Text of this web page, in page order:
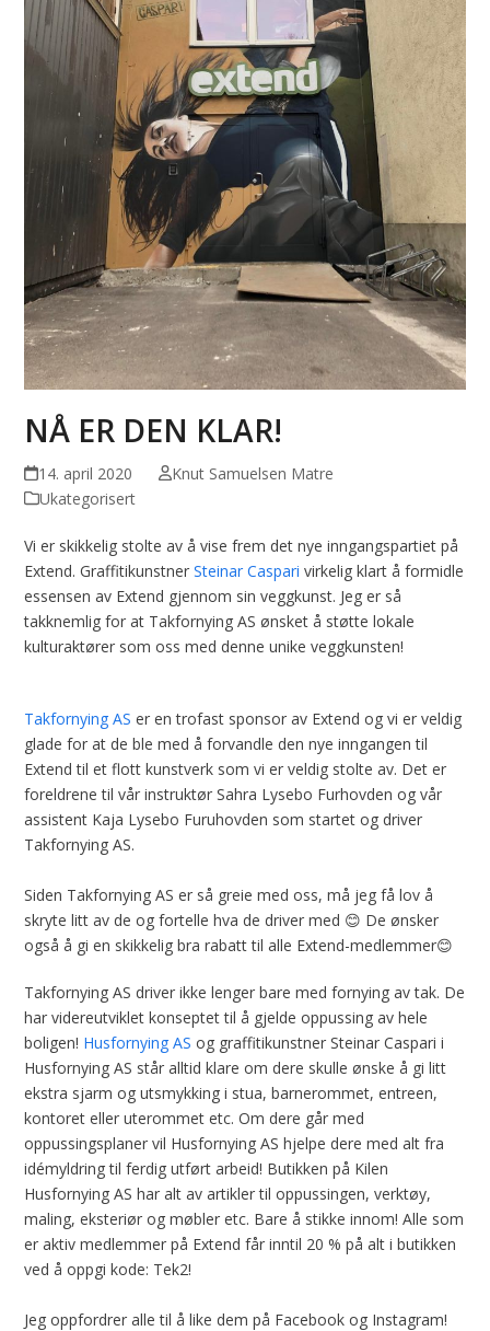
NÅ ER DEN KLAR!
14. april 2020
Knut Samuelsen Matre
Ukategorisert
Vi er skikkelig stolte av å vise frem det nye inngangspartiet på
Extend. GraffitikunstnerSteinar Caspari virkelig klart å formidle
essensen av Extend gjennom sin veggkunst. Jeg er så
takknemlig for at Takfornying AS ønsket å støtte lokale
kulturaktører som oss med denne unike veggkunsten!
Takfornying AS er en trofast sponsor av Extend og vi er veldig
glade for at de ble med å forvandle den nye inngangen til
Extend til et flott kunstverk som vi er veldig stolte av. Det er
foreldrene til vår instruktør Sahra Lysebo Furhovden og vår
assistent Kaja Lysebo Furuhovden som startet og driver
Takfornying AS.
Siden Takfornying AS er så greie med oss, må jeg få lov å
skryte litt av de og fortelle hva de driver med 😊 De ønsker
også å gi en skikkelig bra rabatt til alle Extend-medlemmer😊
Takfornying AS driver ikke lenger bare med fornying av tak. De
har videreutviklet konseptet til å gjelde oppussing av hele
boligen! Husfornying AS og graffitikunstner Steinar Caspari i
Husfornying AS står alltid klare om dere skulle ønske å gi litt
ekstra sjarm og utsmykking i stua, barnerommet, entreen,
kontoret eller uterommet etc. Om dere går med
oppussingsplaner vil Husfornying AS hjelpe dere med alt fra
idémyldring til ferdig utført arbeid! Butikken på Kilen
Husfornying AS har alt av artikler til oppussingen, verktøy,
maling, eksteriør og møbler etc. Bare å stikke innom! Alle som
er aktiv medlemmer på Extend får inntil 20 % på alt i butikken
ved å oppgi kode: Tek2!
Jeg oppfordrer alle til å like dem på Facebook og Instagram!